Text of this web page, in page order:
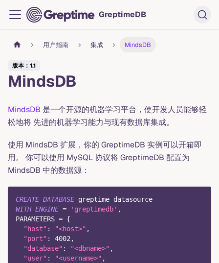
GreptimeDB
用户指南 集成 MindsDB
版本：1.1
MindsDB
MindsDB 是一个开源的机器学习平台，使开发人员能够轻
松地将 先进的机器学习能力与现有数据库集成。
使用 MindsDB 扩展，你的 GreptimeDB 实例可以开箱即
用。 你可以使用 MySQL 协议将 GreptimeDB 配置为
MindsDB 中的数据源：
CREATE DATABASE greptime_datasource
WITH ENGINE = 'greptimedb' ,
PARAMETERS = {
"host" : "<host>" ,
"port" : 4002 ,
"database" : "<dbname>" ,
"user" : "<username>" ,